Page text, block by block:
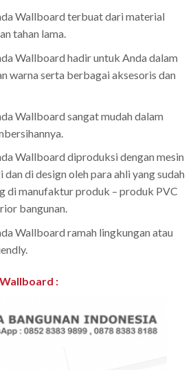
Wallboard terbuat dari material
tahan lama.
Wallboard hadir untuk Anda dalam
warna serta berbagai aksesoris dan
Wallboard sangat mudah dalam
Wallboard diproduksi dengan mesin
di design oleh para ahli yang sudah
di manufaktur produk – produk PVC
bangunan.
Wallboard ramah lingkungan atau
: